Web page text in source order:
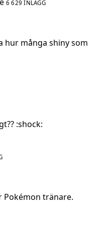
6 629 INLÄGG
hur många shiny som
:shock:
Pokémon tränare.